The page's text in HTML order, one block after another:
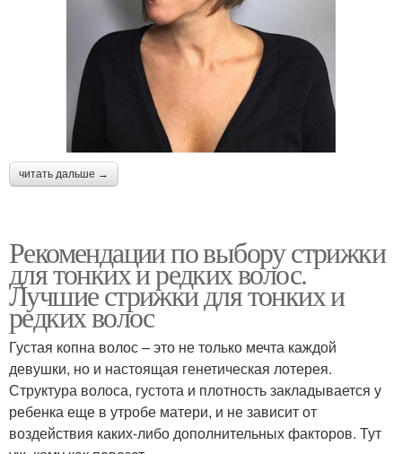
читать дальше →
Рекомендации по выбору стрижки
для тонких и редких волос.
Лучшие стрижки для тонких и
редких волос
Густая копна волос – это не только мечта каждой
девушки, но и настоящая генетическая лотерея.
Структура волоса, густота и плотность закладывается у
ребенка еще в утробе матери, и не зависит от
воздействия каких-либо дополнительных факторов. Тут